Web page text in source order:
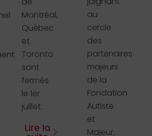
Montréal,
Québec
et
Toronto
sont
fermés
le 1er
juillet.
Lire la
au
cercle
des
partenaires
majeurs
de la
Fondation
Autiste
et
Majeur.